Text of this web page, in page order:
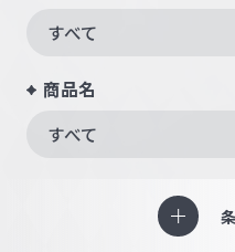
すべて
商品名
すべて